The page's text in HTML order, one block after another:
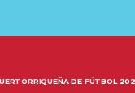
DE FÚTBOL